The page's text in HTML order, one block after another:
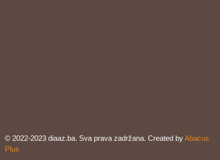
© 2022-2023 diaaz.ba. Sva prava zadržana. Created byAbacus
Plus